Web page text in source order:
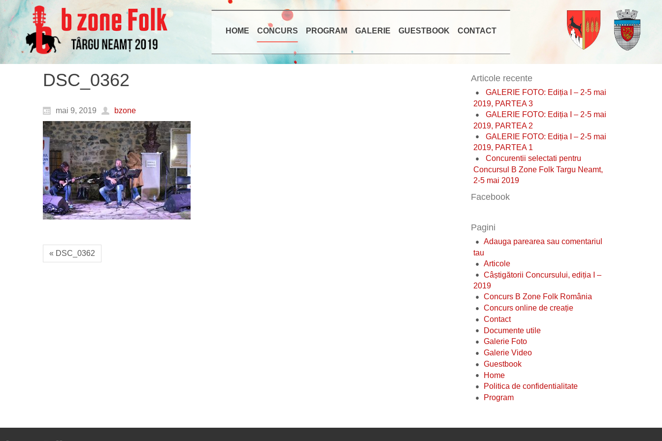
HOME CONCURS PROGRAM GALERIE GUESTBOOK CONTACT
DSC_0362
mai 9, 2019 bzone
« DSC_0362
Articole recente
GALERIE FOTO: Ediția I – 2-5 mai
2019, PARTEA 3
GALERIE FOTO: Ediția I – 2-5 mai
2019, PARTEA 2
GALERIE FOTO: Ediția I – 2-5 mai
2019, PARTEA 1
Concurentii selectati pentru
Concursul B Zone Folk Targu Neamt,
2-5 mai 2019
Facebook
Pagini
Adauga parearea sau comentariul
tau
Articole
Câștigătorii Concursului, ediția I –
2019
Concurs B Zone Folk România
Concurs online de creație
Contact
Documente utile
Galerie Foto
Galerie Video
Guestbook
Home
Politica de confidentialitate
Program